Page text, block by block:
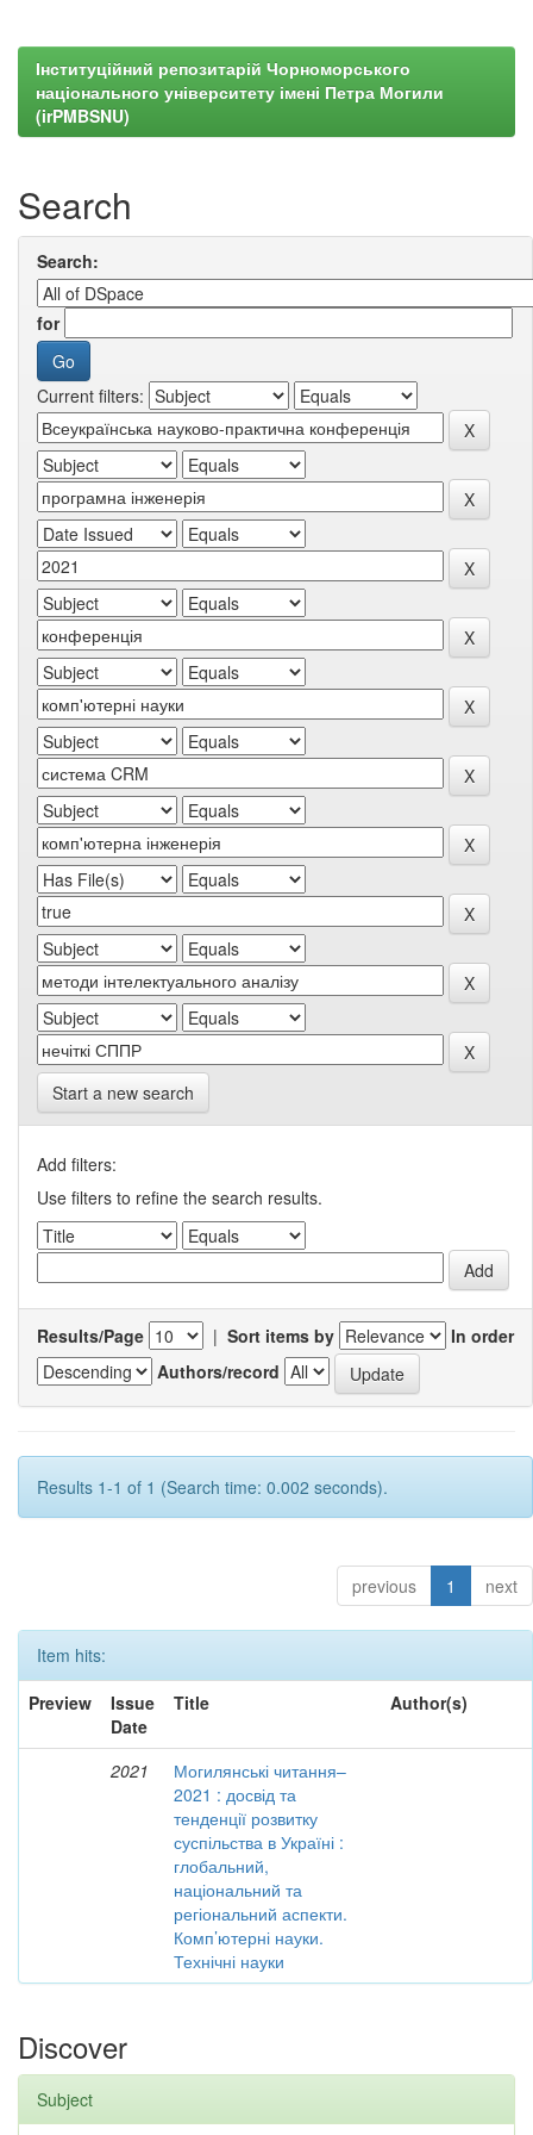
Інституційний репозитарій Чорноморського
національного університету імені Петра Могили
(irPMBSNU)
Search
Search:
for
Current filters:
Start a new search
Add filters:
Use filters to refine the search results.
Results/Page | Sort items by
In order
Authors/record
Results 1-1 of 1 (Search time: 0.002 seconds).
previous 1 next
Item hits:
Preview
Issue
Date
Title Author(s)
2021
Могилянські читання–
2021 : досвід та
тенденції розвитку
суспільства в Україні :
глобальний,
національний та
регіональний аспекти.
Комп’ютерні науки.
Технічні науки
Discover
Subject